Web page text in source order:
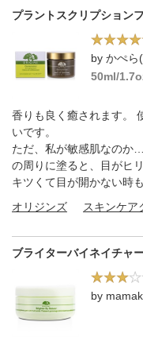
プラントスクリプション
by かぺら
50ml/
香りも良く癒されます。
いです。
ただ、私が敏感肌なのか
の周りに塗ると、目がヒ
キツくて目が開かない時
オリジンズ
ブライターバイネイチャ
by